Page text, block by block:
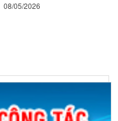
08/05/2026